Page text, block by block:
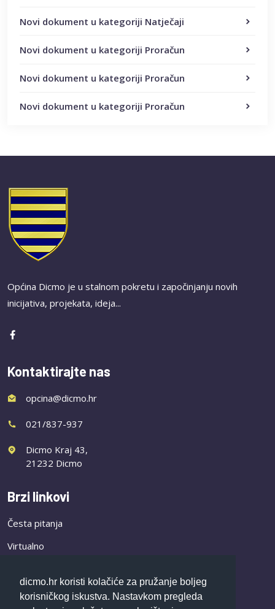
dicmo.hr koristi kolačiće za pružanje boljeg
korisničkog iskustva. Nastavkom pregleda
Novi dokument u kategoriji Natječaji
Novi dokument u kategoriji Proračun
Novi dokument u kategoriji Proračun
Novi dokument u kategoriji Proračun
Općina Dicmo je u stalnom pokretu i započinjanju novih
inicijativa, projekata, ideja...
Kontaktirajte nas
opcina@dicmo.hr
021/837-937
Dicmo Kraj 43,
21232 Dicmo
Brzi linkovi
Česta pitanja
Virtualno
Društvene djelatnosti